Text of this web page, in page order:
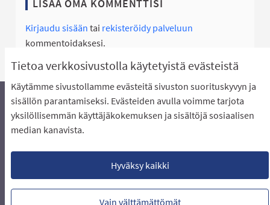
Tietoa verkkosivustolla käytetyistä evästeistä
Käytämme sivustollamme evästeitä sivuston suorituskyvyn ja
sisällön parantamiseksi. Evästeiden avulla voimme tarjota
yksilöllisemmän käyttäjäkokemuksen ja sisältöjä sosiaalisen
median kanavista.
Hyväksy kaikki
Vain välttämättömät
LISÄÄ OMA KOMMENTTISI
Kirjaudu sisään tai rekisteröidy palveluun
kommentoidaksesi.
Äänestyksen pikaohjeet
Usein kysytyt kysymykset
Näin äänestät Asukasbudjetissa
Lataa avoimet datatiedostot
Evästeasetukset